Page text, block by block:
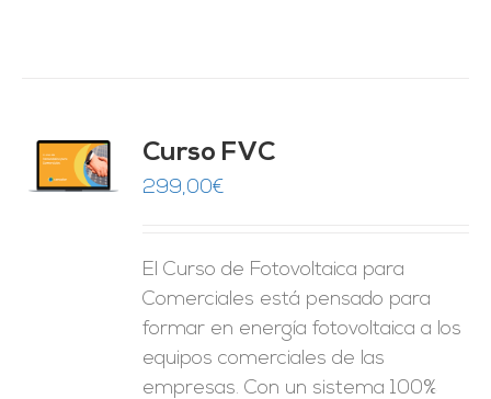
Curso FVC
299,00€
El Curso de Fotovoltaica para
Comerciales está pensado para
formar en energía fotovoltaica a los
equipos comerciales de las
empresas. Con un sistema 100%